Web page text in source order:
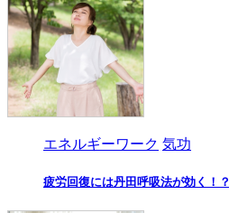
エネルギーワーク 気功
疲労回復には丹田呼吸法が効く！？